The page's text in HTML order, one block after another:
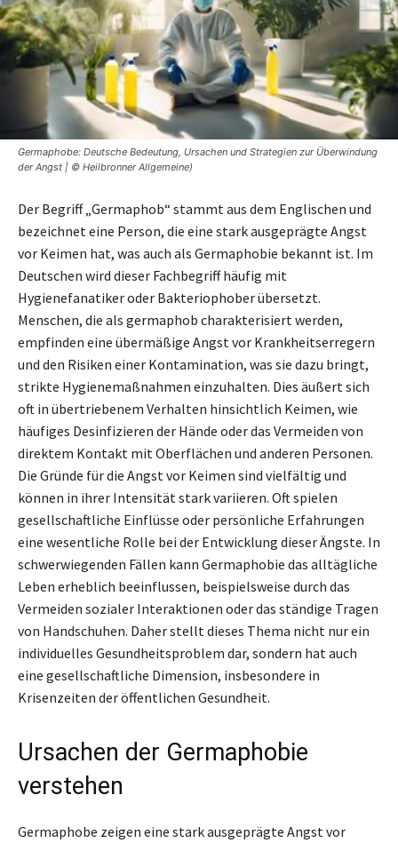
Germaphobe: Deutsche Bedeutung, Ursachen und Strategien zur Überwindung
der Angst | © Heilbronner Allgemeine)
Der Begriff „Germaphob“ stammt aus dem Englischen und
bezeichnet eine Person, die eine stark ausgeprägte Angst
vor Keimen hat, was auch als Germaphobie bekannt ist. Im
Deutschen wird dieser Fachbegriff häufig mit
Hygienefanatiker oder Bakteriophober übersetzt.
Menschen, die als germaphob charakterisiert werden,
empfinden eine übermäßige Angst vor Krankheitserregern
und den Risiken einer Kontamination, was sie dazu bringt,
strikte Hygienemaßnahmen einzuhalten. Dies äußert sich
oft in übertriebenem Verhalten hinsichtlich Keimen, wie
häufiges Desinfizieren der Hände oder das Vermeiden von
direktem Kontakt mit Oberflächen und anderen Personen.
Die Gründe für die Angst vor Keimen sind vielfältig und
können in ihrer Intensität stark variieren. Oft spielen
gesellschaftliche Einflüsse oder persönliche Erfahrungen
eine wesentliche Rolle bei der Entwicklung dieser Ängste. In
schwerwiegenden Fällen kann Germaphobie das alltägliche
Leben erheblich beeinflussen, beispielsweise durch das
Vermeiden sozialer Interaktionen oder das ständige Tragen
von Handschuhen. Daher stellt dieses Thema nicht nur ein
individuelles Gesundheitsproblem dar, sondern hat auch
eine gesellschaftliche Dimension, insbesondere in
Krisenzeiten der öffentlichen Gesundheit.
Ursachen der Germaphobie
verstehen
Germaphobe zeigen eine stark ausgeprägte Angst vor